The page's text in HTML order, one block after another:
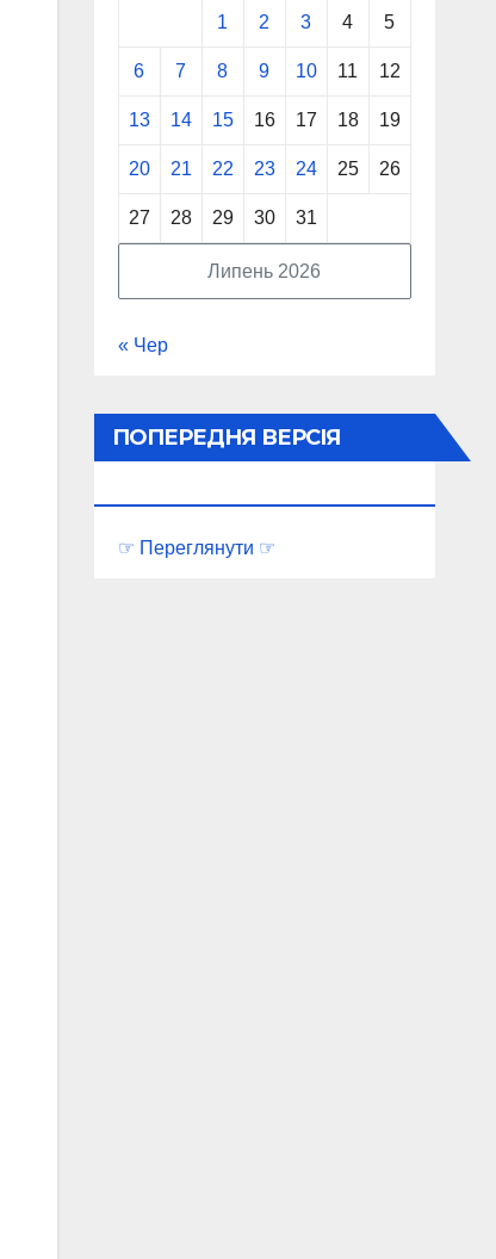
Липень 2026
1 2 3 4 5
6 7 8 9 10 11 12
13 14 15 16 17 18 19
20 21 22 23 24 25 26
27 28 29 30 31
« Чер
ПОПЕРЕДНЯ ВЕРСІЯ
☞ Переглянути ☞